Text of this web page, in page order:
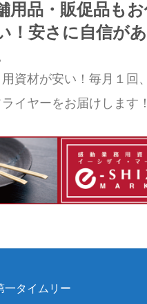
ー募集
ん募集
、ビジョン
せ
保護法方針
用品・販促品も
！安さに自信が
資材が安い！毎月１回
イヤーをお届けします！
一タイムリー